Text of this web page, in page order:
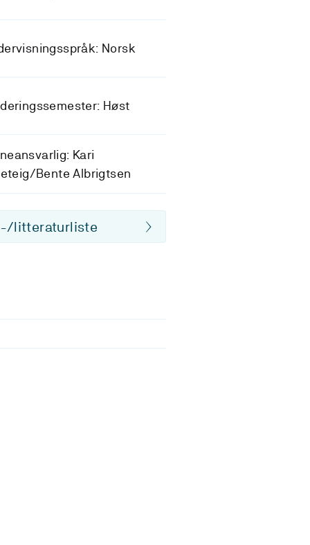
Norsk
Høst
Kari
Bente Albrigtsen
litteraturliste